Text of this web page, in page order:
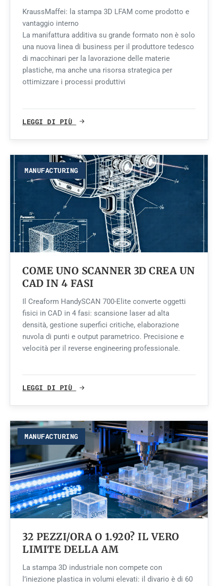
KraussMaffei: la stampa 3D LFAM come prodotto e
vantaggio interno
La manifattura additiva su grande formato non è solo
una nuova linea di business per il produttore tedesco
di macchinari per la lavorazione delle materie
plastiche, ma anche una risorsa strategica per
ottimizzare i processi produttivi
LEGGI DI PIÙ
MANUFACTURING
COME UNO SCANNER 3D CREA UN
CAD IN 4 FASI
Il Creaform HandySCAN 700-Elite converte oggetti
fisici in CAD in 4 fasi: scansione laser ad alta
densità, gestione superfici critiche, elaborazione
nuvola di punti e output parametrico. Precisione e
velocità per il reverse engineering professionale.
LEGGI DI PIÙ
MANUFACTURING
32 PEZZI/ORA O 1.920? IL VERO
LIMITE DELLA AM
La stampa 3D industriale non compete con
l’iniezione plastica in volumi elevati: il divario è di 60